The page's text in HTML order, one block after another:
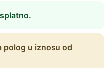
polog u iznosu od